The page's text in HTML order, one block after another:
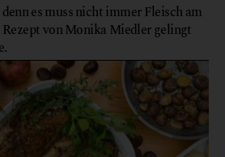
es muss nicht immer Fleisch am
von Monika Miedler gelingt